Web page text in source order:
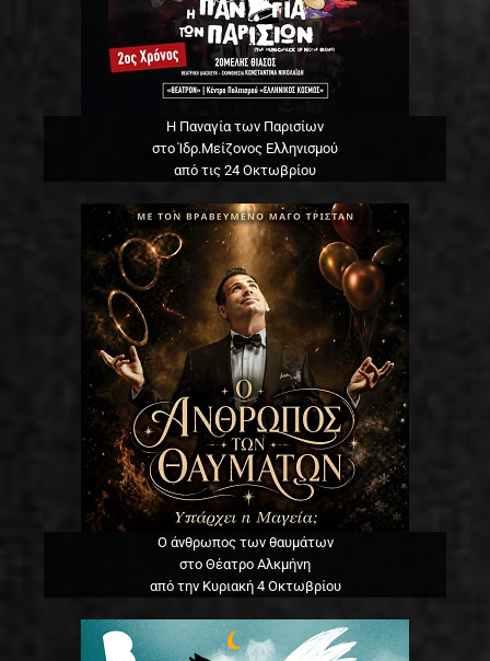
Η Παναγία των Παρισίων
στο Ίδρ.Μείζονος Ελληνισμού
από τις 24 Οκτωβρίου
Ο άνθρωπος των θαυμάτων
στο Θέατρο Αλκμήνη
από την Κυριακή 4 Οκτωβρίου